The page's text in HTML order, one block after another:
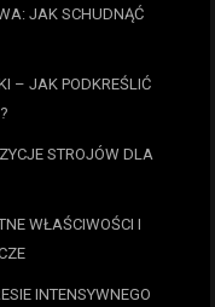
JAK SCHUDNĄĆ
– JAK PODKREŚLIĆ
STROJÓW DLA
WŁAŚCIWOŚCI I
INTENSYWNEGO